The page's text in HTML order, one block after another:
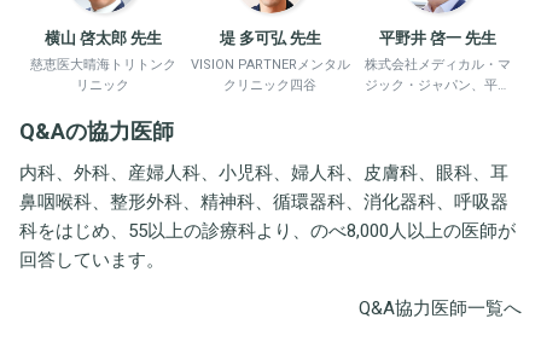
横山 啓太郎 先生
慈恵医大晴海トリトンク
リニック
堤 多可弘 先生
VISION PARTNERメンタル
クリニック四谷
平野井 啓一 先生
株式会社メディカル・マ
ジック・ジャパン、平野
Q&Aの協力医師
内科、外科、産婦人科、小児科、婦人科、皮膚科、眼科、耳
鼻咽喉科、整形外科、精神科、循環器科、消化器科、呼吸器
科をはじめ、55以上の診療科より、のべ8,000人以上の医師が
回答しています。
Q&A協力医師一覧へ